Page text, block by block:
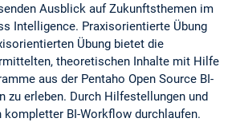
Ausblick auf Zukunftsthemen im
Intelligence. Praxisorientierte Übung
Übung bietet die
theoretischen Inhalte mit Hilfe
aus der Pentaho Open Source BI-
zu erleben. Durch Hilfestellungen und
kompletter BI-Workflow durchlaufen.